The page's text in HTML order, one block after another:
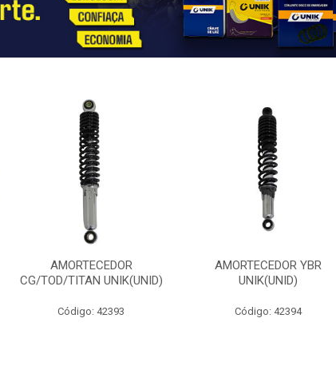
AMORTECEDOR
CG/TOD/TITAN UNIK(UNID)
Código: 42393
AMORTECEDOR YBR
UNIK(UNID)
Código: 42394